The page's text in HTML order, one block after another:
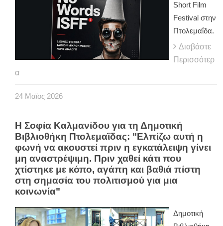
Short Film
Festival στην
Πτολεμαΐδα.
Διαβάστε
Περισσότερ
α
24 Μαϊος 2026
Η Σοφία Καλμανίδου για τη Δημοτική
Βιβλιοθήκη Πτολεμαΐδας: "Ελπίζω αυτή η
φωνή να ακουστεί πριν η εγκατάλειψη γίνει
μη αναστρέψιμη. Πριν χαθεί κάτι που
χτίστηκε με κόπο, αγάπη και βαθιά πίστη
στη σημασία του πολιτισμού για μια
κοινωνία"
Δημοτική